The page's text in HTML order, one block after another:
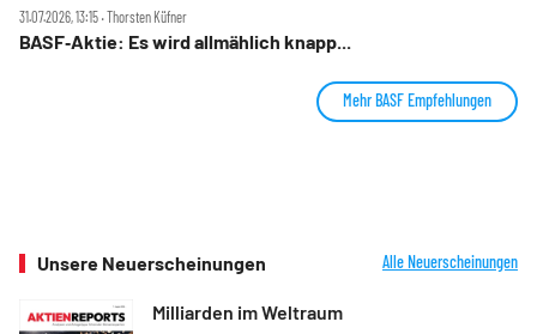
31.07.2026, 13:15 ‧ Thorsten Küfner
BASF‑Aktie: Es wird allmählich knapp...
Mehr BASF Empfehlungen
Unsere Neuerscheinungen Alle Neuerscheinungen
Milliarden im Weltraum